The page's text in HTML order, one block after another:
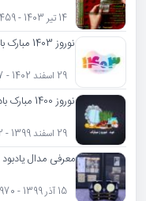
14 تیر 1403 - 34459 بازدید - 23 نظر
نوروز 1403 مبارک باد
29 اسفند 1402 - 16067 بازدید
نوروز 1400 مبارک باد
29 اسفند 1399 - 19542 بازدید - 2 نظر
معرفی مدال
15 آذر 1399 - 26970 بازدید - 2 نظر